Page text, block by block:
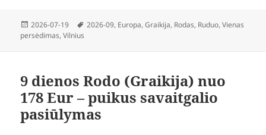
Paskelbta
2026-07-19 Žymos
2026-09, Europa,Graikija, Rodas, Ruduo,Vienas
persėdimas,Vilnius
9 dienos Rodo (Graikija) nuo
178 Eur – puikus savaitgalio
pasiūlymas